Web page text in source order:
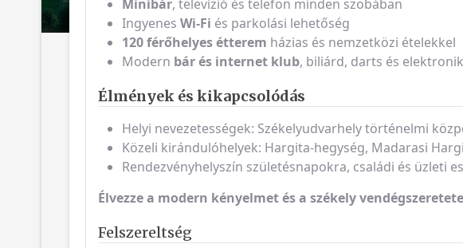
Minibár, televízió és telefon minden szobában
Ingyenes Wi-Fi és parkolási lehetőség
120 férőhelyes étterem házias és nemzetközi ételekkel
Modern bár és internet klub, biliárd, darts és
Élmények és kikapcsolódás
Helyi nevezetességek: Székelyudvarhely történelmi
Közeli kirándulóhelyek: Hargita-hegység, Madarasi
Rendezvényhelyszín születésnapokra, családi és üzleti
Élvezze a modern kényelmet és a székely
Felszereltség